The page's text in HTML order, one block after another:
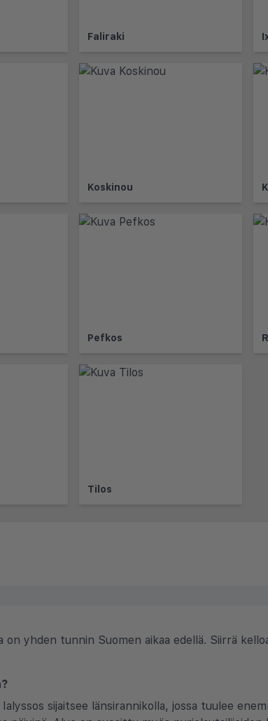
Faliraki
Koskinou
Pefkos
Tilos
on yhden tunnin Suomen aikaa edellä. Siirrä
sijaitsee länsirannikolla, jossa tuulee